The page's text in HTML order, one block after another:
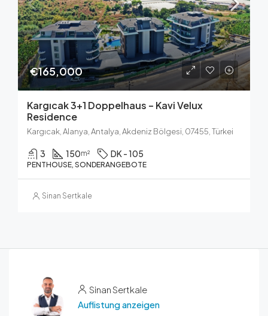
€165,000
Kargıcak 3+1 Doppelhaus – Kavi Velux
Residence
Kargıcak, Alanya, Antalya, Akdeniz Bölgesi, 07455, Türkei
3 150m² DK - 105
PENTHOUSE, SONDERANGEBOTE
Sinan Sertkale
Sinan Sertkale
Auflistung anzeigen